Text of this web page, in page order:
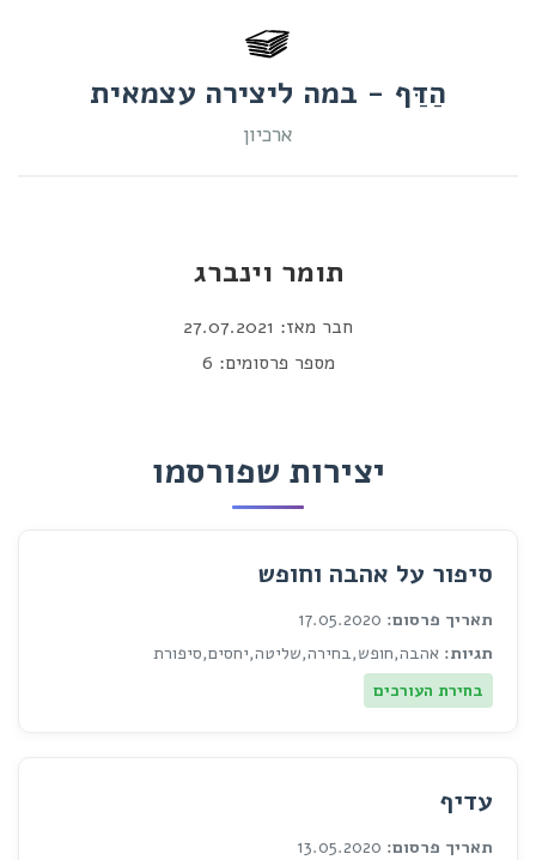
הַדַּף - במה ליצירה עצמאית
ארכיון
תומר וינברג
חבר מאז: 27.07.2021
מספר פרסומים: 6
יצירות שפורסמו
סיפור על אהבה וחופש
תאריך פרסום:
תגיות: אהבה,חופש,בחירה,שליטה,יחסים,סיפורת
בחירת העורכים
עדיף
תאריך פרסום: